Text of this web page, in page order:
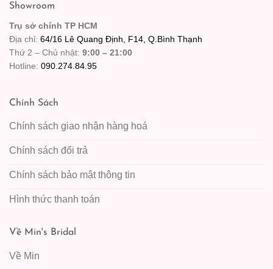
Showroom
Trụ sở chính TP HCM
Địa chỉ: 64/16 Lê Quang Định, F14, Q.Bình Thạnh
Thứ 2 – Chủ nhật: 9:00 – 21:00
Hotline: 090.274.84.95
Chính Sách
Chính sách giao nhận hàng hoá
Chính sách đổi trả
Chính sách bảo mật thông tin
Hình thức thanh toán
Về Min's Bridal
Về Min